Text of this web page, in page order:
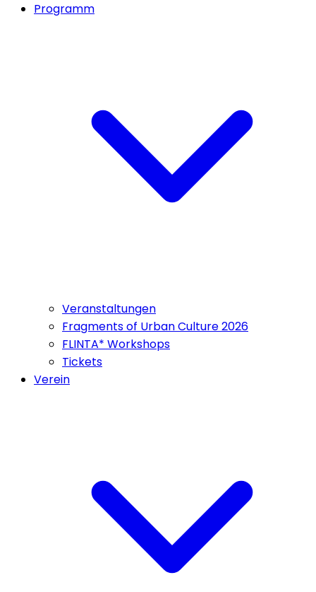
Programm
Veranstaltungen
Fragments of Urban Culture 2026
FLINTA* Workshops
Tickets
Verein